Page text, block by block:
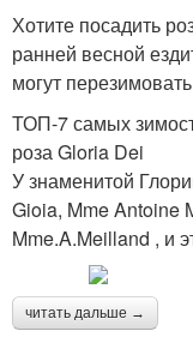
Хотите посадить
ранней весной
могут
ТОП-7 самых
роза Gloria Dei
У знаменитой
Gioia, Mme Antoine
Mme.A.Meilland , и
читать дальше →